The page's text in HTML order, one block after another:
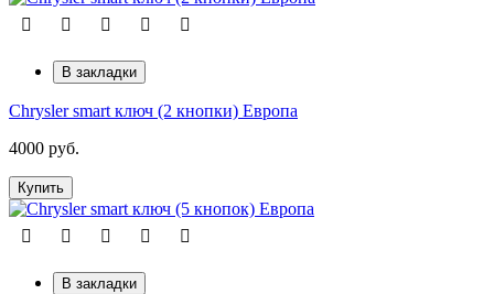
В закладки
Chrysler smart ключ (2 кнопки) Европа
4000 руб.
Купить
В закладки